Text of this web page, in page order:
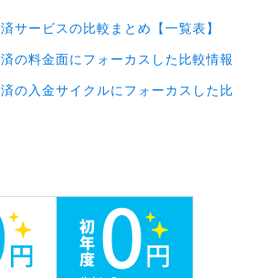
サービスの比較まとめ【一覧表】
の料金面にフォーカスした比較情報
の入金サイクルにフォーカスした比